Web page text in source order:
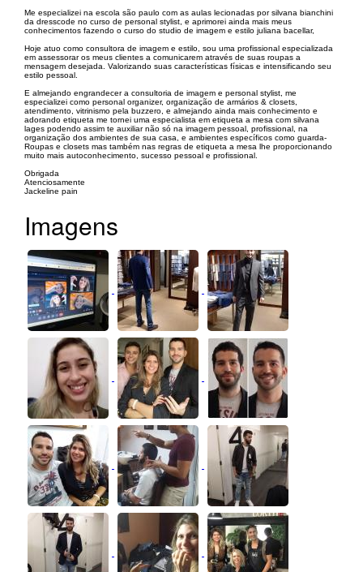
Me especializei na escola são paulo com as aulas lecionadas por silvana bianchini
da dresscode no curso de personal stylist, e aprimorei ainda mais meus
conhecimentos fazendo o curso do studio de imagem e estilo juliana bacellar,
Hoje atuo como consultora de imagem e estilo, sou uma profissional especializada
em assessorar os meus clientes a comunicarem através de suas roupas a
mensagem desejada. Valorizando suas características físicas e intensificando seu
estilo pessoal.
E almejando engrandecer a consultoria de imagem e personal stylist, me
especializei como personal organizer, organização de armários & closets,
atendimento, vitrinismo pela buzzero, e almejando ainda mais conhecimento e
adorando etiqueta me tornei uma especialista em etiqueta a mesa com silvana
lages podendo assim te auxiliar não só na imagem pessoal, profissional, na
organização dos ambientes de sua casa, e ambientes específicos como guarda-
Roupas e closets mas também nas regras de etiqueta a mesa lhe proporcionando
muito mais autoconhecimento, sucesso pessoal e profissional.
Obrigada
Atenciosamente
Jackeline pain
Imagens